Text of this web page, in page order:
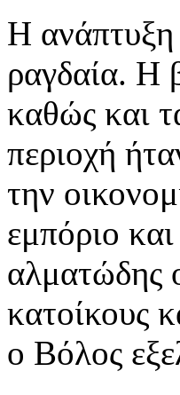
Η
ραγδαία. Η
καθώς και
περιοχή
την
εμπόριο
αλματώδης
κατοίκους
ο Βόλος